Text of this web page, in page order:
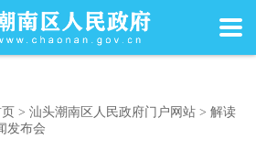
> 汕头潮南区人民政府门户网站 > 解读
发布会